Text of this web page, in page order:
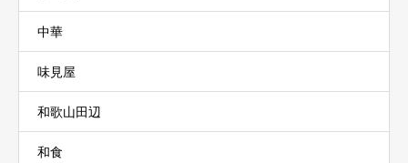
中華
味見屋
和歌山田辺
和食